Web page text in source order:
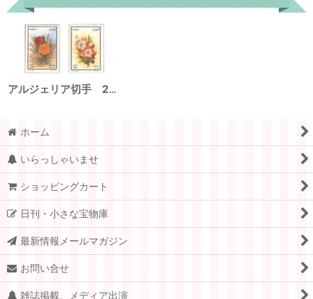
アルジェリア切手 2013年 花 2種
ホーム
いらっしゃいませ
ショッピングカート
日刊・小さな宝物庫
最新情報メールマガジン
お問い合せ
雑誌掲載、メディア出演